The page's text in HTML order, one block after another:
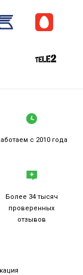
с 2010 года
Более 34 тысяч
проверенных
отзывов